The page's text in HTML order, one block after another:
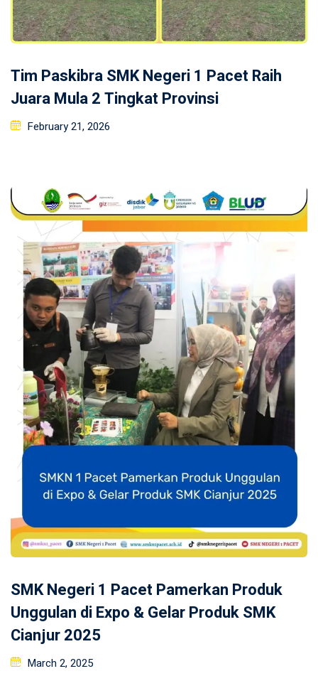
Tim Paskibra SMK Negeri 1 Pacet Raih
Juara Mula 2 Tingkat Provinsi
Posted
February 21, 2026
SMK Negeri 1 Pacet Pamerkan Produk
Unggulan di Expo & Gelar Produk SMK
Cianjur 2025
Posted
March 2, 2025